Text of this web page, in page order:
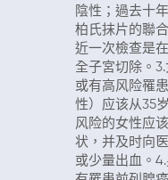
陰性；過去十
柏氏抹片的聯
近一次檢查是
全子宮切除。
或有高风险罹
性）应该从35
风险的女性应
状，并及时向
或少量出血。